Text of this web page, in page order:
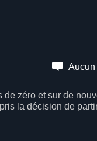
zéro et sur de
la décision de